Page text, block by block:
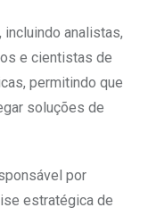
analistas,
e cientistas de
permitindo que
soluções de
por
estratégica de